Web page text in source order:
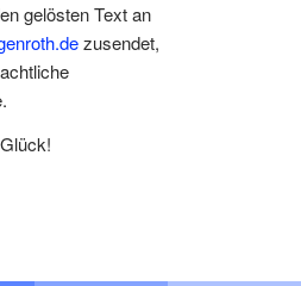
gelösten Text an
zusendet,